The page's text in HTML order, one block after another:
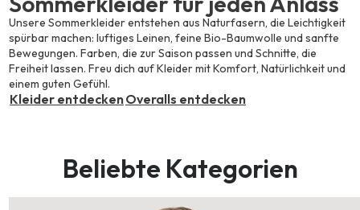
Unsere Sommerkleider entstehen aus Naturfasern, die Leichtigkeit
spürbar machen: luftiges Leinen, feine Bio-Baumwolle und sanfte
Bewegungen. Farben, die zur Saison passen und Schnitte, die
Freiheit lassen. Freu dich auf Kleider mit Komfort, Natürlichkeit und
einem guten Gefühl.
Kleider entdeckenOveralls entdecken
Beliebte Kategorien